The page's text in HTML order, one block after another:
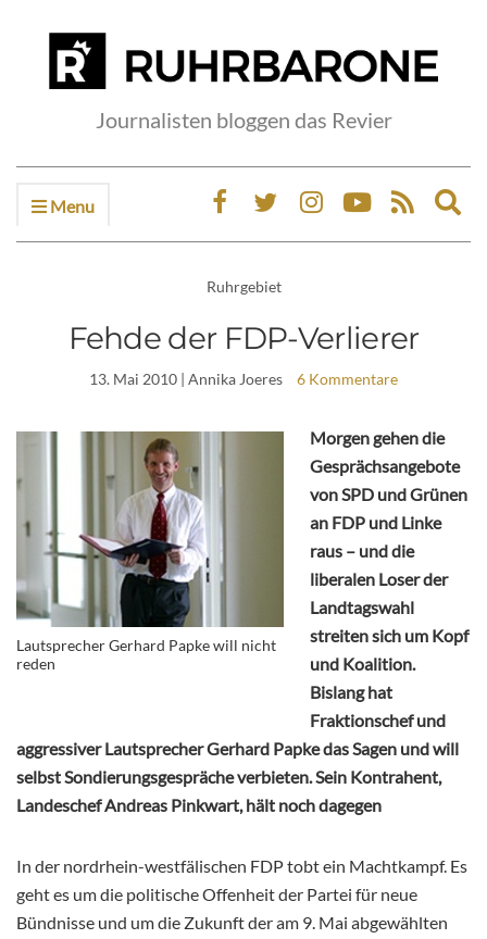
Journalisten bloggen das Revier
Menu
Ruhrgebiet
Fehde der FDP-Verlierer
13. Mai 2010 | Annika Joeres 6 Kommentare
Lautsprecher Gerhard Papke will nicht
reden
Morgen gehen die
Gesprächsangebote
von SPD und Grünen
an FDP und Linke
raus – und die
liberalen Loser der
Landtagswahl
streiten sich um Kopf
und Koalition.
Bislang hat
Fraktionschef und
aggressiver Lautsprecher Gerhard Papke das Sagen und will
selbst Sondierungsgespräche verbieten. Sein Kontrahent,
Landeschef Andreas Pinkwart, hält noch dagegen
In der nordrhein-westfälischen FDP tobt ein Machtkampf. Es
geht es um die politische Offenheit der Partei für neue
Bündnisse und um die Zukunft der am 9. Mai abgewählten